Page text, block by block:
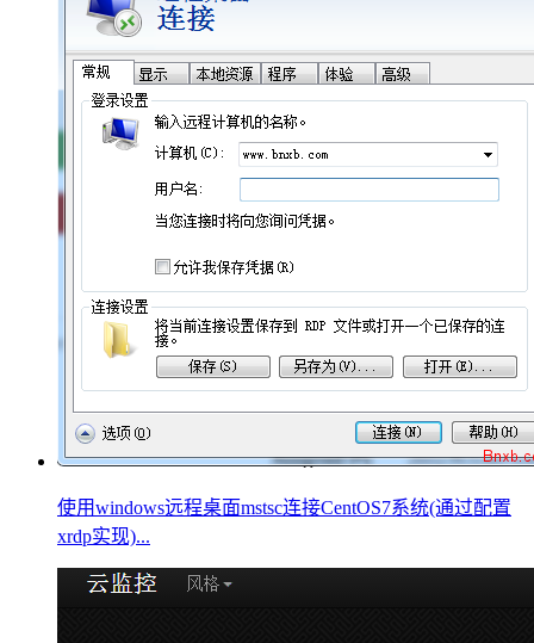
使用windows远程桌面mstsc连接CentOS7系统(通过配置
xrdp实现)...